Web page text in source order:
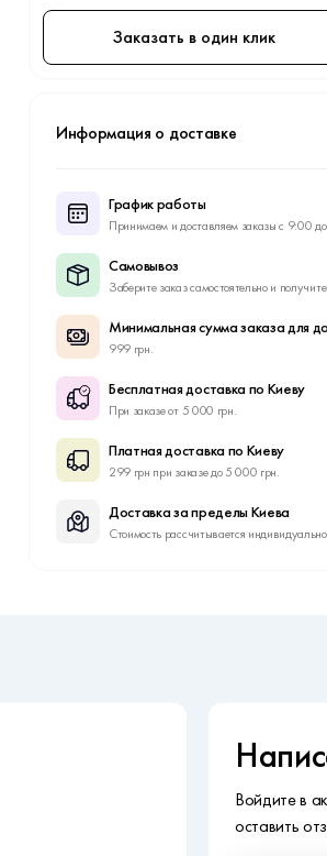
Заказать в один клик
Информация о доставке
График работы
Принимаем и доставляем заказы с 9:00
Самовывоз
Заберите заказ самостоятельно и
Минимальная сумма заказа для
999 грн.
Бесплатная доставка по Киеву
При заказе от 5 000 грн.
Платная доставка по Киеву
299 грн при заказе до 5 000 грн.
Доставка за пределы Киева
Стоимость рассчитывается
Войдите в
оставить